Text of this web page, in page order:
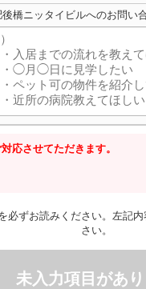
後橋ニッタイビルへのお問い
応させてただきます。
必ずお読みください。左記
さい。
未入力項目があ